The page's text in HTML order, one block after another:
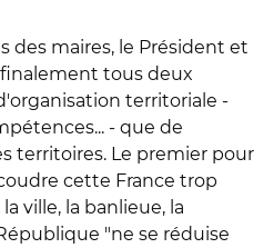
des maires, le Président et
tous deux
territoriale -
- que de
territoires. Le premier pour
cette France trop
ville, la banlieue, la
"ne se réduise